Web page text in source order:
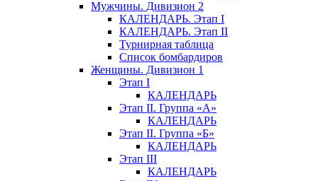
Мужчины. Дивизион 2
КАЛЕНДАРЬ. Этап I
КАЛЕНДАРЬ. Этап II
Турнирная таблица
Список бомбардиров
Женщины. Дивизион 1
Этап I
КАЛЕНДАРЬ
Этап II. Группа «А»
КАЛЕНДАРЬ
Этап II. Группа «Б»
КАЛЕНДАРЬ
Этап III
КАЛЕНДАРЬ